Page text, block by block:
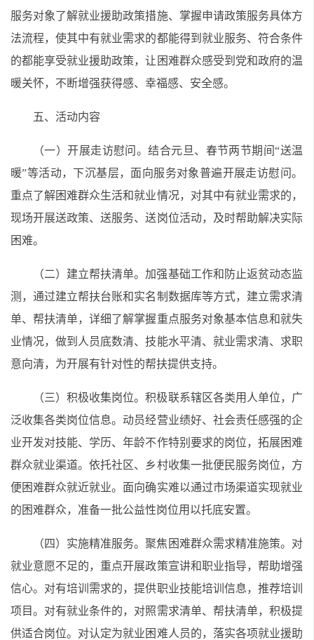
服务对象了解就业援助政策措施、掌握申请政策服务具体方
法流程，使其中有就业需求的都能得到就业服务、符合条件
的都能享受就业援助政策，让困难群众感受到党和政府的温
暖关怀，不断增强获得感、幸福感、安全感。
五、活动内容
（一）开展走访慰问。结合元旦、春节两节期间“送温
暖”等活动，下沉基层，面向服务对象普遍开展走访慰问。
重点了解困难群众生活和就业情况，对其中有就业需求的，
现场开展送政策、送服务、送岗位活动，及时帮助解决实际
困难。
（二）建立帮扶清单。加强基础工作和防止返贫动态监
测，通过建立帮扶台账和实名制数据库等方式，建立需求清
单、帮扶清单，详细了解掌握重点服务对象基本信息和就失
业情况，做到人员底数清、技能水平清、就业需求清、求职
意向清，为开展有针对性的帮扶提供支持。
（三）积极收集岗位。积极联系辖区各类用人单位，广
泛收集各类岗位信息。动员经营业绩好、社会责任感强的企
业开发对技能、学历、年龄不作特别要求的岗位，拓展困难
群众就业渠道。依托社区、乡村收集一批便民服务岗位，方
便困难群众就近就业。面向确实难以通过市场渠道实现就业
的困难群众，准备一批公益性岗位用以托底安置。
（四）实施精准服务。聚焦困难群众需求精准施策。对
就业意愿不足的，重点开展政策宣讲和职业指导，帮助增强
信心。对有培训需求的，提供职业技能培训信息，推荐培训
项目。对有就业条件的，对照需求清单、帮扶清单，积极提
供适合岗位。对认定为就业困难人员的，落实各项就业援助